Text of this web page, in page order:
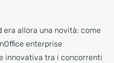
era allora una novità: come
enterprise
innovativa tra i concorrenti